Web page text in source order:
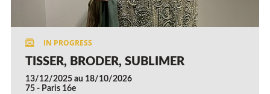
TISSER, BRODER, SUBLIMER
13/12/2025 au 18/10/2026
75 - Paris 16e